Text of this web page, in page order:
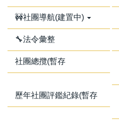
🚧社團導航(建置中)
🔧法令彙整
社團總攬(暫存
歷年社團評鑑紀錄(暫存